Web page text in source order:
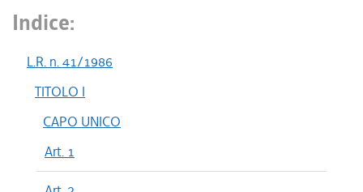
Indice:
L.R. n. 41/1986
TITOLO I
CAPO UNICO
Art. 1